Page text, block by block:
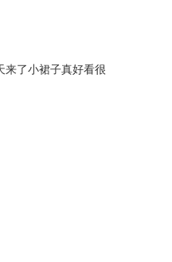
来了小裙子真好看很